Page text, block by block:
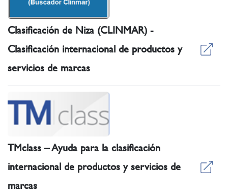
Clasificación de Niza (CLINMAR) -
Clasificación internacional de productos y
servicios de marcas
TMclass – Ayuda para la clasificación
internacional de productos y servicios de
marcas